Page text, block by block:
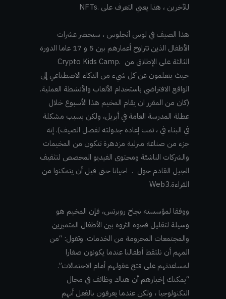
للآخرين ، هذا يعني التعرف على .NFTs
هذا الصيف في لوس أنجلوس ، سيحضر عشرات
الأطفال الذين تتراوح أعمارهم بين 5 و 17 عاما الدورة
الثالثة على الإطلاق من .Crypto Kids Camp
حيث يتعلمون عن كل شيء من الذكاء الاصطناعي إلى
الواقع الافتراضي باستخدام الألعاب والأنشطة العملية.
(كان من المقرر ان يقام المخيم هذا الأسبوع خلال
عطلة المدرسة العامة في أبريل، ولكن بسبب مشكلة
في البناء في ، تمت إعادة جدولته لفصل الصيف). إنه
جزء من صناعة منزلية مزدهرة تتكون من المخيمات
والشركات الناشئة ومحتوى الفيديو المخصص لتثقيف
الجيل القادم حول . احيانا حتى قيل أن يتمكنوا من
القراءة.Web3
ووفقا لمؤسسته نجاح روبرتس، فإن المخيم هو
وسيلة لتقليل فجوة الثروة بين الأطفال المتميزين
والمجتمعات المحرومة من الخدمات. وتقول: “من
المهم أن نلتقط أطفالنا عندما يكونون صغارا
لمساعدتهم على فتح عقولهم أمام الاحتمالات”.
“يمكنك إخبارهم أن هناك وظائف في مجال
التكنولوجيا ، ولكن عندما يعرفون بالفعل أنهم